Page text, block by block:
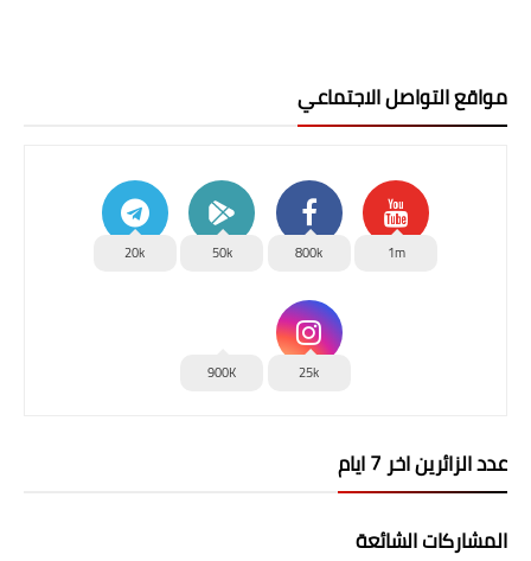
مواقع التواصل الاجتماعي
1m
800k
50k
20k
25k
900K
عدد الزائرين اخر 7 ايام
المشاركات الشائعة